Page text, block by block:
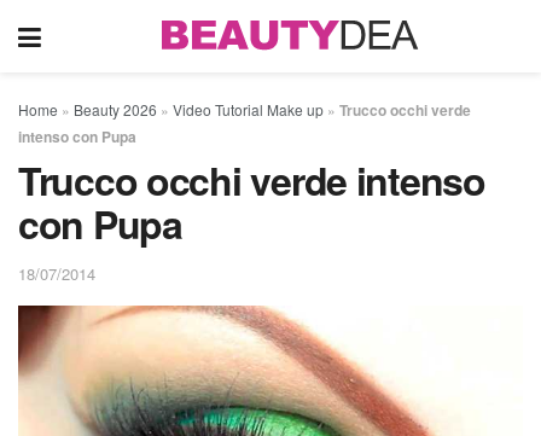
Home » Beauty 2026 » Video Tutorial Make up » Trucco occhi verde
intenso con Pupa
Trucco occhi verde intenso
con Pupa
18/07/2014